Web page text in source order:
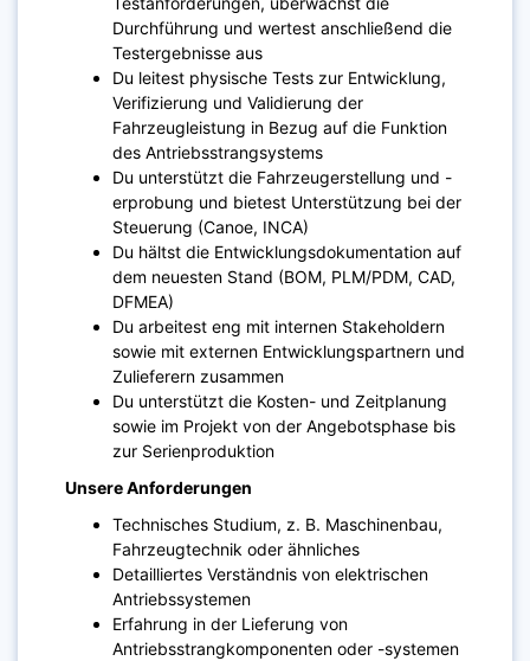
Durchführung und wertest anschließend die
Testergebnisse aus
Du leitest physische Tests zur Entwicklung,
Verifizierung und Validierung der
Fahrzeugleistung in Bezug auf die Funktion
des Antriebsstrangsystems
Du unterstützt die Fahrzeugerstellung und -
erprobung und bietest Unterstützung bei der
Steuerung (Canoe, INCA)
Du hältst die Entwicklungsdokumentation auf
dem neuesten Stand (BOM, PLM/PDM, CAD,
DFMEA)
Du arbeitest eng mit internen Stakeholdern
sowie mit externen Entwicklungspartnern und
Zulieferern zusammen
Du unterstützt die Kosten- und Zeitplanung
sowie im Projekt von der Angebotsphase bis
zur Serienproduktion
Unsere Anforderungen
Technisches Studium, z. B. Maschinenbau,
Fahrzeugtechnik oder ähnliches
Detailliertes Verständnis von elektrischen
Antriebssystemen
Erfahrung in der Lieferung von
Antriebsstrangkomponenten oder -systemen